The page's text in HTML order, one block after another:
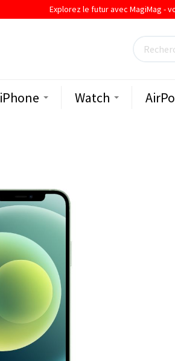
Explorez le futur avec MagiMag -
iPhone Watch